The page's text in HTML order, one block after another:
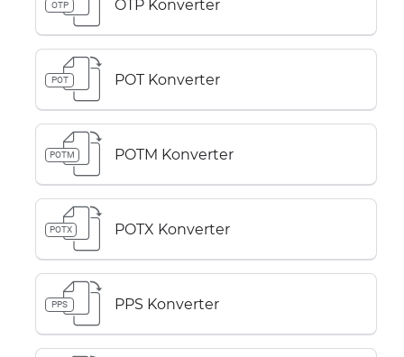
OTP OTP Konverter
POT POT Konverter
POTM POTM Konverter
POTX POTX Konverter
PPS PPS Konverter